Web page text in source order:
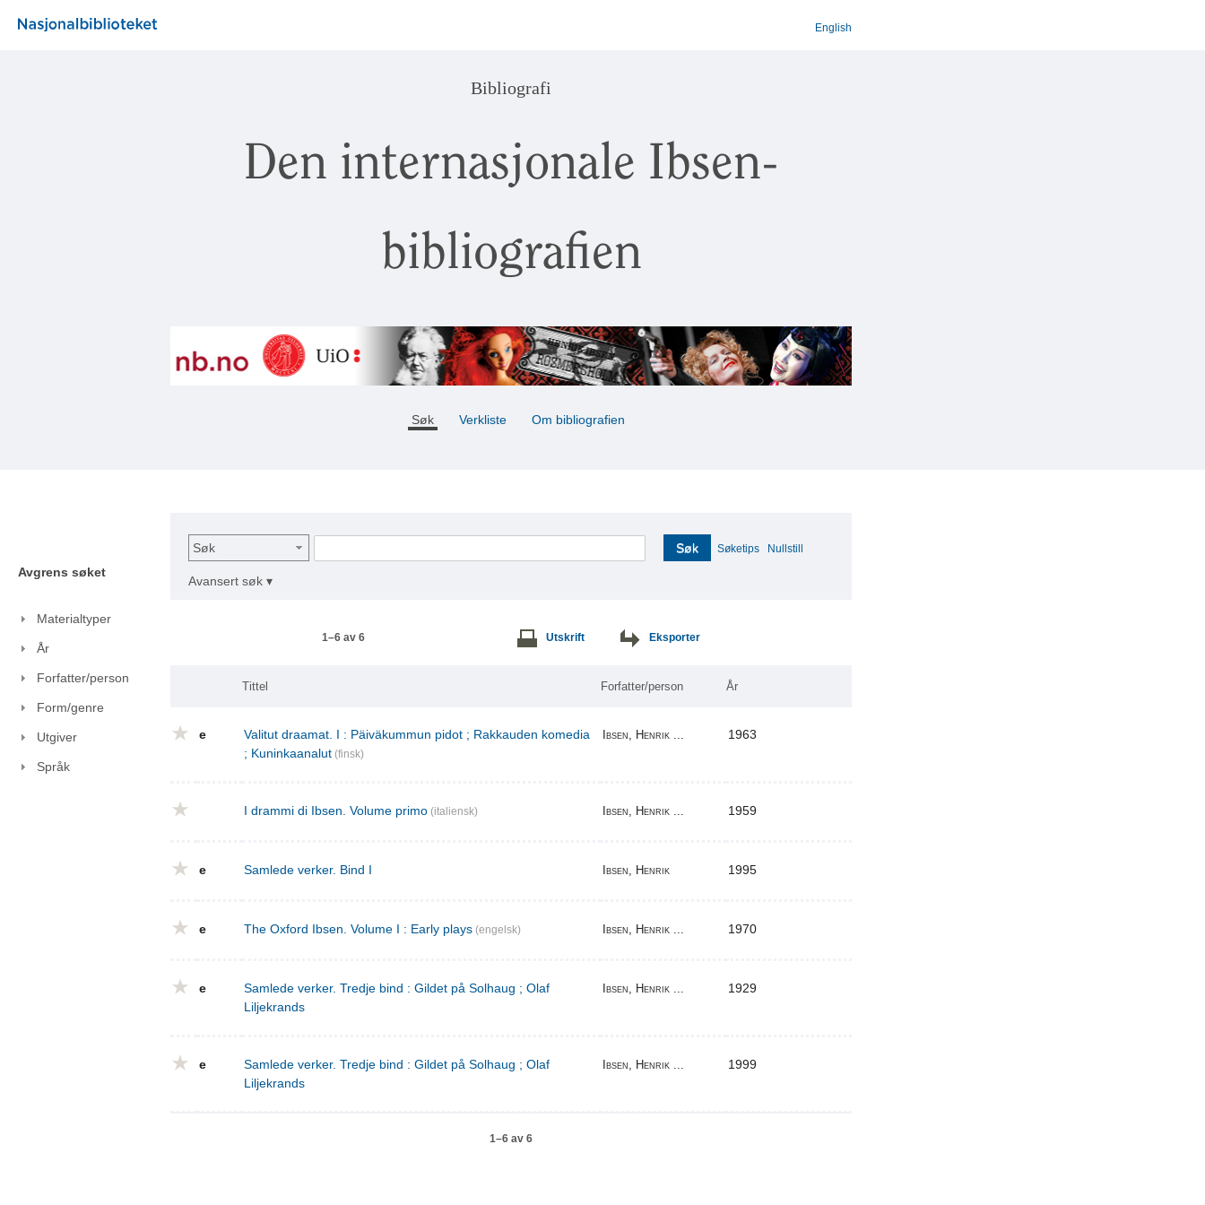
English
Bibliografi
Den internasjonale Ibsen-
bibliografien
Søk Verkliste Om bibliografien
Avgrens søket
Materialtyper
År
Forfatter/person
Form/genre
Utgiver
Språk
Søk Søk Søketips Nullstill
Avansert søk ▾
1–6 av 6 Utskrift Eksporter
Tittel Forfatter/person År
e
Valitut draamat. I : Päiväkummun pidot ; Rakkauden komedia
; Kuninkaanalut (finsk)
Ibsen, Henrik ... 1963
I drammi di Ibsen. Volume primo (italiensk) Ibsen, Henrik ... 1959
e Samlede verker. Bind I Ibsen, Henrik 1995
e The Oxford Ibsen. Volume I : Early plays (engelsk) Ibsen, Henrik ... 1970
e
Samlede verker. Tredje bind : Gildet på Solhaug ; Olaf
Liljekrands
Ibsen, Henrik ... 1929
e
Samlede verker. Tredje bind : Gildet på Solhaug ; Olaf
Liljekrands
Ibsen, Henrik ... 1999
1–6 av 6